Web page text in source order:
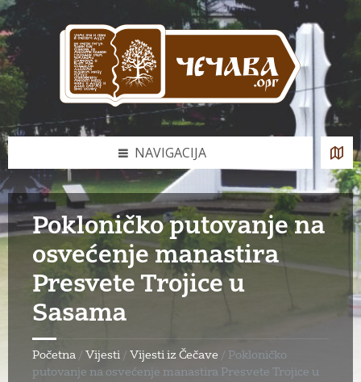
Skip
to
content
Skip
to
left
sidebar
Skip
to
footer
NAVIGACIJA
Pokloničko putovanje na
osvećenje manastira
Presvete Trojice u
Sasama
Početna / Vijesti / Vijesti iz Čečave / Pokloničko
putovanje na osvećenje manastira Presvete Trojice u